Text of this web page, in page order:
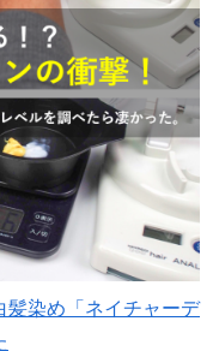
髪染め「ネイチャーデ